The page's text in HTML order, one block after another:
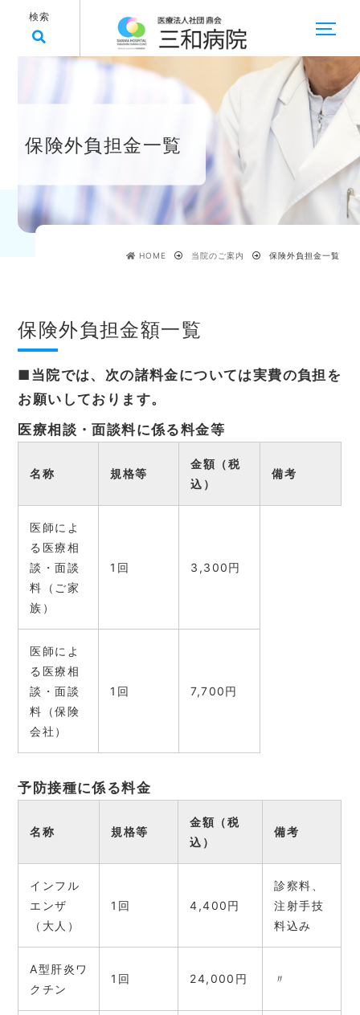
検索
保険外負担金一覧
HOME 当院のご案内 保険外負担金一覧
保険外負担金額一覧
■当院では、次の諸料金については実費の負担を
お願いしております。
医療相談・面談料に係る料金等
名称 規格等
金額（税
込）
備考
医師によ
る医療相
談・面談
料（ご家
族）
1回 3,300円
医師によ
る医療相
談・面談
料（保険
会社）
1回 7,700円
予防接種に係る料金
名称 規格等
金額（税
込）
備考
インフル
エンザ
（大人）
1回 4,400円
診察料、
注射手技
料込み
A型肝炎ワ
クチン
1回 24,000円 〃